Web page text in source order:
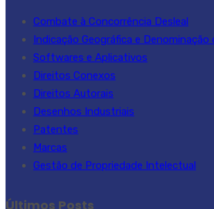
Combate à Concorrência Desleal
Indicação Geográfica e Denominação
Softwares e Aplicativos
Direitos Conexos
Direitos Autorais
Desenhos Industriais
Patentes
Marcas
Gestão de Propriedade Intelectual
Últimos Posts